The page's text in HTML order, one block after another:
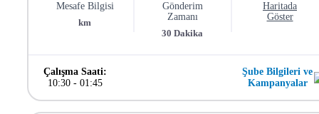
Mesafe Bilgisi
km
Gönderim
Zamanı
30 Dakika
Haritada
Göster
Çalışma Saati:
10:30- 01:45
Şube Bilgileri ve
Kampanyalar